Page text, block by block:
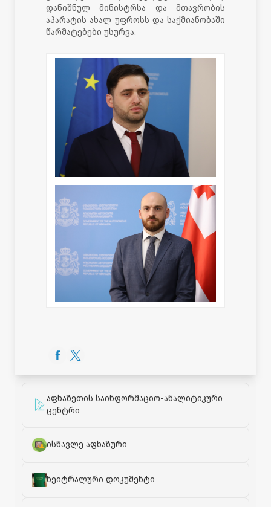
აფხაზეთის საინფორმაციო-ანალიტიკური
ცენტრი
ისწავლე აფხაზური
ნეიტრალური დოკუმენტი
დანიშნულ მინისტრსა და მთავრობის
აპარატის ახალ უფროსს და საქმიანობაში
წარმატებები უსურვა.